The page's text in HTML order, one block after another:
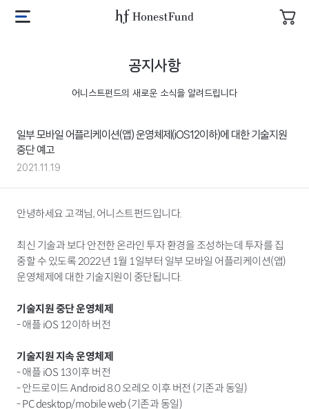
어
드
고
메
공지사항
어니스트펀드의 새로운 소식을 알려드립니다
일부 모바일 어플리케이션(앱) 운영체제(iOS12이하)에 대한 기술지원
중단 예고
2021.11.19
안녕하세요 고객님, 어니스트펀드입니다.
최신 기술과 보다 안전한 온라인 투자 환경을 조성하는데 투자를 집
중할 수 있도록 2022년 1월 1일부터 일부 모바일 어플리케이션(앱)
운영체제에 대한 기술지원이 중단됩니다.
기술지원 중단 운영체제
- 애플 iOS 12이하 버전
기술지원 지속 운영체제
- 애플 iOS 13이후 버전
- 안드로이드 Android 8.0 오레오 이후 버전 (기존과 동일)
- PC desktop/mobile web (기존과 동일)